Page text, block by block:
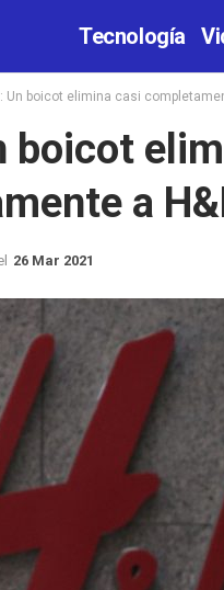
Tecnología
Un boicot elimina casi
boicot
a
26 Mar 2021